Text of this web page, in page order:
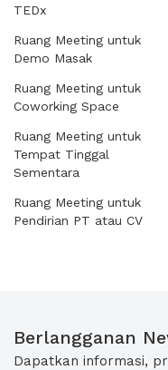
TEDx
Ruang Meeting untuk
Demo Masak
Ruang Meeting untuk
Coworking Space
Ruang Meeting untuk
Tempat Tinggal
Sementara
Ruang Meeting untuk
Pendirian PT atau CV
Berlangganan
Dapatkan informasi,